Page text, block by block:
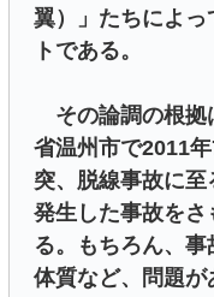
翼）」たちによ
トである。
その論調の根拠
省温州市で2011
突、脱線事故に
発生した事故を
る。もちろん、
体質など、問題が